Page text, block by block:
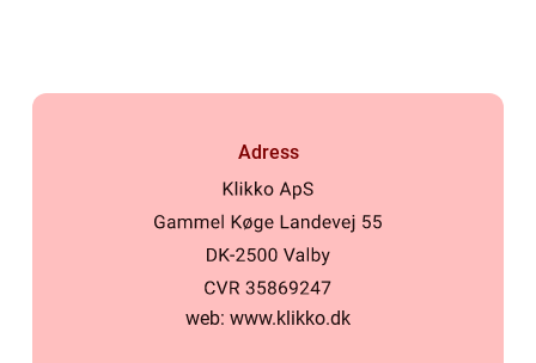
Adress
web: www.klikko.dk